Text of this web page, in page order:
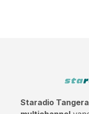
Staradio